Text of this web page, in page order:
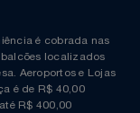
é cobrada nas
localizados
Aeroportos e Lojas
é de R$ 40,00
R$ 400,00